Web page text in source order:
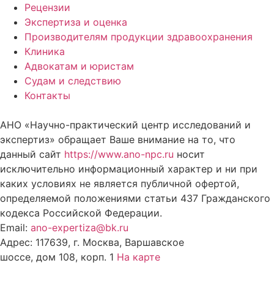
Рецензии
Экспертиза и оценка
Производителям продукции здравоохранения
Клиника
Адвокатам и юристам
Судам и следствию
Контакты
АНО «Научно-практический центр исследований и
экспертиз» обращает Ваше внимание на то, что
данный сайт https://www.ano-npc.ru носит
исключительно информационный характер и ни при
каких условиях не является публичной офертой,
определяемой положениями статьи 437 Гражданского
кодекса Российской Федерации.
Email: ano-expertiza@bk.ru
Адрес: 117639, г. Москва, Варшавское
шоссе, дом 108, корп. 1 На карте